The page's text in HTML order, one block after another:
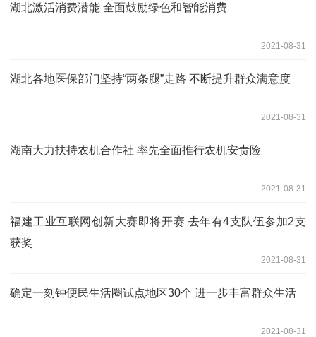
湖北激活消费潜能 全面鼓励绿色和智能消费
2021-08-31
湖北各地医保部门坚持“两条腿”走路 不断提升群众满意度
2021-08-31
湖南大力扶持农机合作社 率先全面推行农机安责险
2021-08-31
福建工业互联网创新大赛即将开赛 去年有4支队伍参加2支
获奖
2021-08-31
确定一刻钟便民生活圈试点地区30个 进一步丰富群众生活
2021-08-31